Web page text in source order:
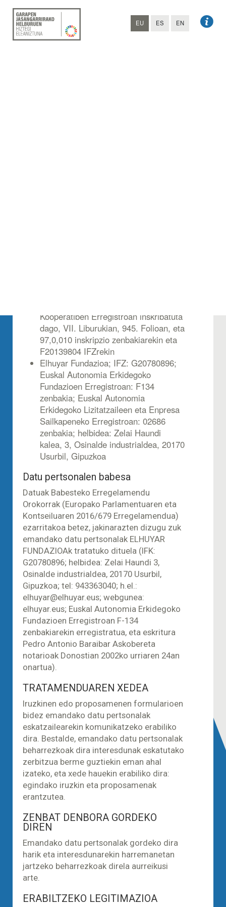
EU ES EN
Kooperatiben Erregistroan inskribatuta
dago, VII. Liburukian, 945. Folioan, eta
97,0,010 inskripzio zenbakiarekin eta
F20139804 IFZrekin
Elhuyar Fundazioa; IFZ: G20780896;
Euskal Autonomia Erkidegoko
Fundazioen Erregistroan: F134
zenbakia; Euskal Autonomia
Erkidegoko Lizitatzaileen eta Enpresa
Sailkapeneko Erregistroan: 02686
zenbakia; helbidea: Zelai Haundi
kalea, 3, Osinalde industrialdea, 20170
Usurbil, Gipuzkoa
Datu pertsonalen babesa
Datuak Babesteko Erregelamendu
Orokorrak (Europako Parlamentuaren eta
Kontseiluaren 2016/679 Erregelamendua)
ezarritakoa betez, jakinarazten dizugu zuk
emandako datu pertsonalak ELHUYAR
FUNDAZIOAk tratatuko dituela (IFK:
G20780896; helbidea: Zelai Haundi 3,
Osinalde industrialdea, 20170 Usurbil,
Gipuzkoa; tel: 943363040; h.el.:
elhuyar@elhuyar.eus; webgunea:
elhuyar.eus; Euskal Autonomia Erkidegoko
Fundazioen Erregistroan F-134
zenbakiarekin erregistratua, eta eskritura
Pedro Antonio Baraibar Askobereta
notarioak Donostian 2002ko urriaren 24an
onartua).
TRATAMENDUAREN XEDEA
Iruzkinen edo proposamenen formularioen
bidez emandako datu pertsonalak
eskatzailearekin komunikatzeko erabiliko
dira. Bestalde, emandako datu pertsonalak
beharrezkoak dira interesdunak eskatutako
zerbitzua berme guztiekin eman ahal
izateko, eta xede hauekin erabiliko dira:
egindako iruzkin eta proposamenak
erantzutea.
ZENBAT DENBORA GORDEKO
DIREN
Emandako datu pertsonalak gordeko dira
harik eta interesdunarekin harremanetan
jartzeko beharrezkoak direla aurreikusi
arte.
ERABILTZEKO LEGITIMAZIOA